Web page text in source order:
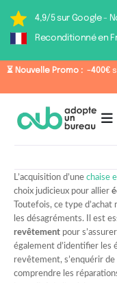
4,9/5 sur Google -
Reconditionné en
⏳ Nouvelle Promo : -400€
L’acquisition d’une chaise
choix judicieux pour allier
Toutefois, ce type
les désagréments. Il est
revêtement pour
également d’identifier les
revêtement, s’enquérir de
comprendre les